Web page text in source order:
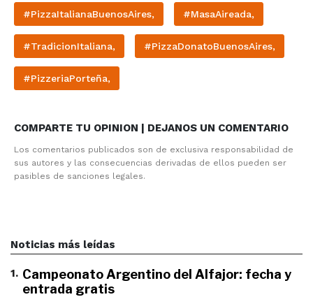
#PizzaItalianaBuenosAires, #MasaAireada,
#TradicionItaliana, #PizzaDonatoBuenosAires,
#PizzeriaPorteña,
COMPARTE TU OPINION | DEJANOS UN COMENTARIO
Los comentarios publicados son de exclusiva responsabilidad de
sus autores y las consecuencias derivadas de ellos pueden ser
pasibles de sanciones legales.
Noticias más leídas
1. Campeonato Argentino del Alfajor: fecha y
entrada gratis